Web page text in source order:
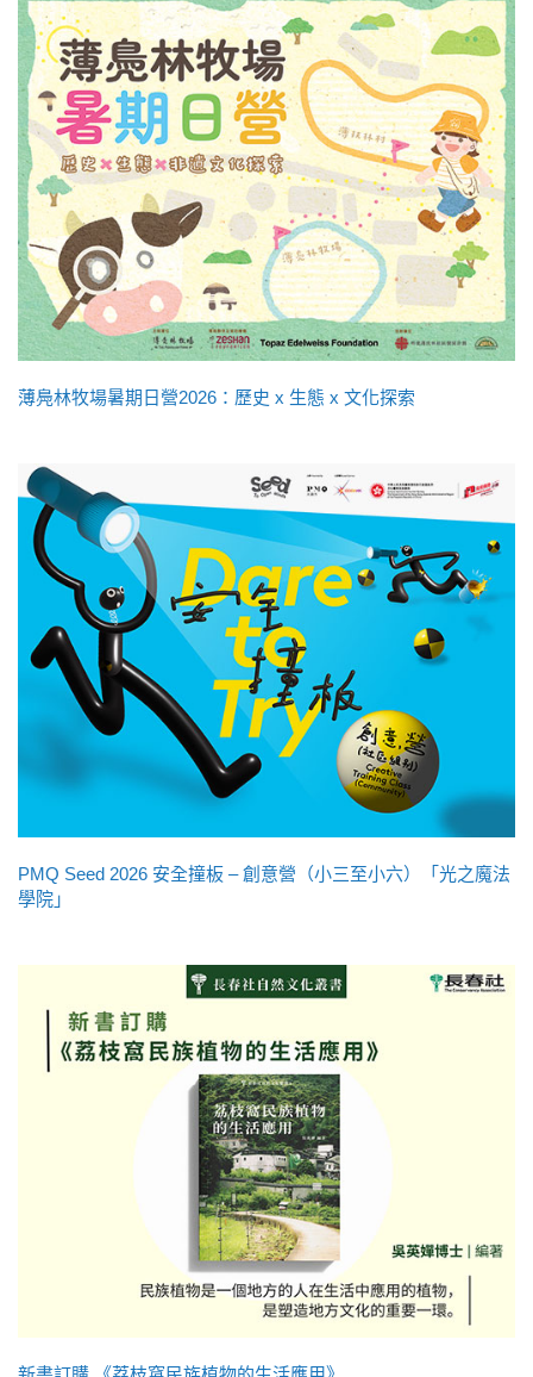
薄鳧林牧場暑期日營2026：歷史 x 生態 x 文化探索
PMQ Seed 2026 安全撞板 – 創意營（小三至小六）「光之魔法
學院」